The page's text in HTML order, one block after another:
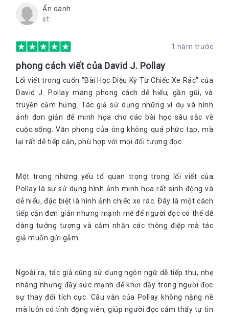
Ẩn danh
st
1 năm trước
phong cách viết của David J. Pollay
Lối viết trong cuốn "Bài Học Diệu Kỳ Từ Chiếc Xe Rác" của
David J. Pollay mang phong cách dễ hiểu, gần gũi, và
truyền cảm hứng. Tác giả sử dụng những ví dụ và hình
ảnh đơn giản để minh họa cho các bài học sâu sắc về
cuộc sống. Văn phong của ông không quá phức tạp, mà
lại rất dễ tiếp cận, phù hợp với mọi đối tượng đọc.
Một trong những yếu tố quan trọng trong lối viết của
Pollay là sự sử dụng hình ảnh minh họa rất sinh động và
dễ hiểu, đặc biệt là hình ảnh chiếc xe rác. Đây là một cách
tiếp cận đơn giản nhưng mạnh mẽ để người đọc có thể dễ
dàng tưởng tượng và cảm nhận các thông điệp mà tác
giả muốn gửi gắm.
Ngoài ra, tác giả cũng sử dụng ngôn ngữ dễ tiếp thu, nhẹ
nhàng nhưng đầy sức mạnh để khơi dậy trong người đọc
sự thay đổi tích cực. Câu văn của Pollay không nặng nề
mà luôn có tính động viên, giúp người đọc cảm thấy tự tin